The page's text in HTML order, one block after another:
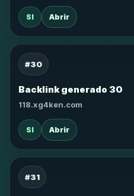
SI Abrir
#30
Backlink generado 30
118.xg4ken.com
SI Abrir
#31